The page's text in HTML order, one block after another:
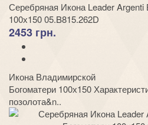
Серебряная Икона Leader
100х150 05.B815.262D
2453 грн.
Икона Владимирской
Богоматери 100х150
позолота&n..